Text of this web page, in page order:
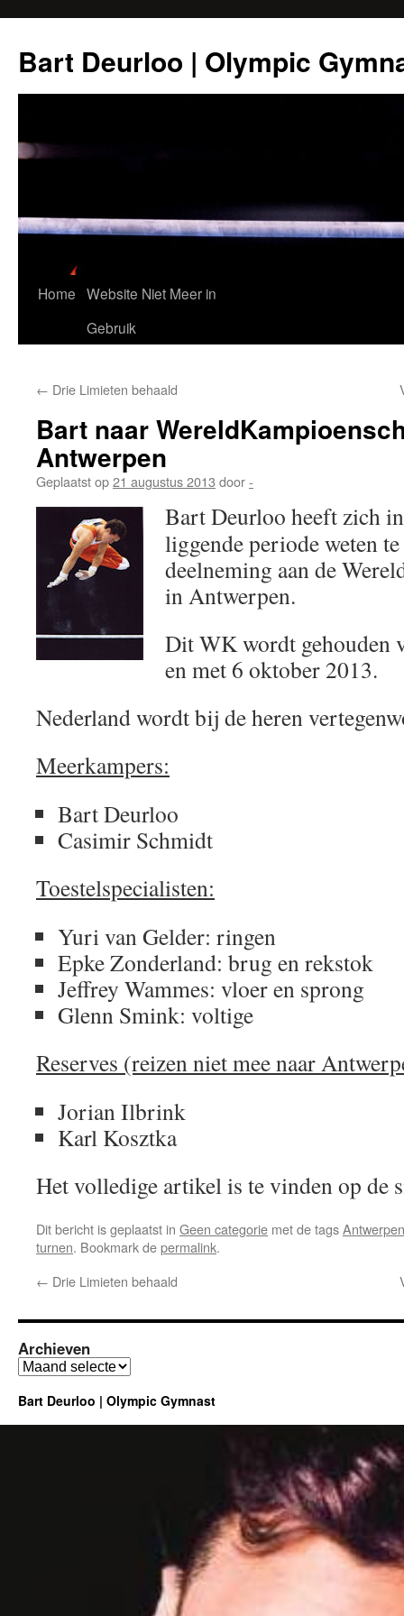
de
inhoud
Bart Deurloo | Olympic
Home Website Niet Meer in
Gebruik
← Drie Limieten behaald
Bart naar
Antwerpen
Geplaatst op21 augustus 2013 door-
Bart Deurloo heeft zich
liggende periode weten
deelneming aan de
in Antwerpen.
Dit WK wordt gehouden
en met 6 oktober 2013.
Nederland wordt bij de heren
Meerkampers:
Bart Deurloo
Casimir Schmidt
Toestelspecialisten:
Yuri van Gelder: ringen
Epke Zonderland: brug en rekstok
Jeffrey Wammes: vloer en sprong
Glenn Smink: voltige
Reserves (reizen niet mee naar
Jorian Ilbrink
Karl Kosztka
Het volledige artikel is te vinden op de
Dit bericht is geplaatst in Geen categorie met de tagsAntwerpen
turnen. Bookmark depermalink.
← Drie Limieten behaald
Archieven
Archieven
Bart Deurloo | Olympic Gymnast